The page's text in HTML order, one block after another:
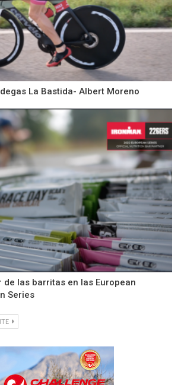
La Bastida- Albert Moreno
de las barritas en las European
Series